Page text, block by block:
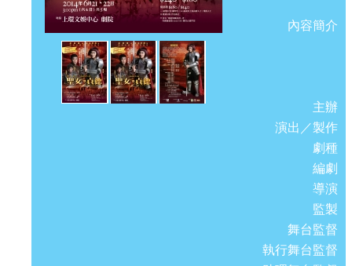
內容簡介
主辦
演出／製作
劇種
編劇
導演
監製
舞台監督
執行舞台監督